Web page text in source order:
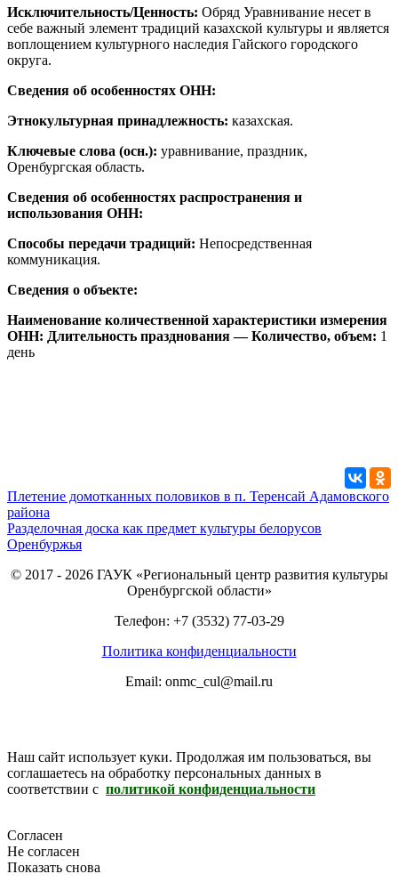
Исключительность/Ценность: Обряд Уравнивание несет в
себе важный элемент традиций казахской культуры и является
воплощением культурного наследия Гайского городского
округа.
Сведения об особенностях ОНН:
Этнокультурная принадлежность: казахская.
Ключевые слова (осн.): уравнивание, праздник,
Оренбургская область.
Сведения об особенностях распространения и
использования ОНН:
Способы передачи традиций: Непосредственная
коммуникация.
Сведения о объекте:
Наименование количественной характеристики измерения
ОНН: Длительность празднования — Количество, объем: 1
день
Плетение домотканных половиков в п. Теренсай Адамовского
района
Разделочная доска как предмет культуры белорусов
Оренбуржья
© 2017 - 2026 ГАУК «Региональный центр развития культуры
Оренбургской области»
Телефон: +7 (3532) 77-03-29
Политика конфиденциальности
Email: onmc_cul@mail.ru
Наш сайт использует куки. Продолжая им пользоваться, вы
соглашаетесь на обработку персональных данных в
соответствии с политикой конфиденциальности
Согласен
Не согласен
Показать снова